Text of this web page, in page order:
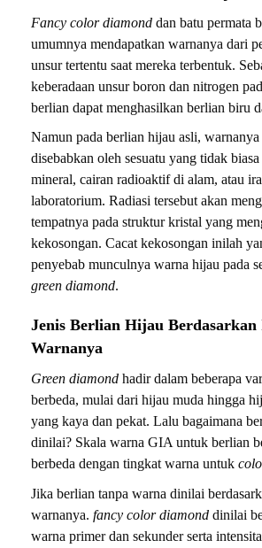
Fancy color diamond dan batu permata
umumnya mendapatkan warnanya dari
unsur tertentu saat mereka terbentuk.
keberadaan unsur boron dan nitrogen
berlian dapat menghasilkan berlian biru
Namun pada berlian hijau asli,
disebabkan oleh sesuatu yang tidak
mineral, cairan radioaktif di alam, atau
laboratorium. Radiasi tersebut akan
tempatnya pada struktur kristal yang
kekosongan. Cacat kekosongan inilah
penyebab munculnya warna hijau pada
green diamond.
Jenis Berlian Hijau Berdasarkan
Warnanya
Green diamond hadir dalam beberapa
berbeda, mulai dari hijau muda hingga
yang kaya dan pekat. Lalu bagaimana
dinilai? Skala warna GIA untuk berlian
berbeda dengan tingkat warna untuk
Jika berlian tanpa warna dinilai
warnanya. fancy color diamond dinilai
warna primer dan sekunder serta